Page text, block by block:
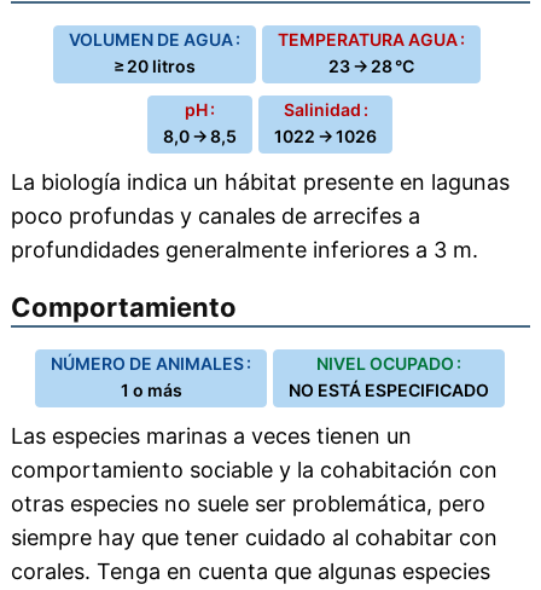
VOLUMEN DE AGUA :
≥ 20 litros
TEMPERATURA AGUA :
23 → 28 °C
pH :
8,0 → 8,5
Salinidad :
1022 → 1026
La biología indica un hábitat presente en lagunas
poco profundas y canales de arrecifes a
profundidades generalmente inferiores a 3 m.
Comportamiento
NÚMERO DE ANIMALES :
1 o más
NIVEL OCUPADO :
NO ESTÁ ESPECIFICADO
Las especies marinas a veces tienen un
comportamiento sociable y la cohabitación con
otras especies no suele ser problemática, pero
siempre hay que tener cuidado al cohabitar con
corales. Tenga en cuenta que algunas especies